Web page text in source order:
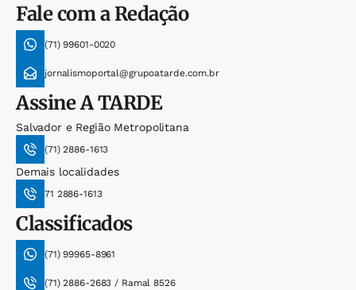
Fale com a Redação
(71) 99601-0020
jornalismoportal@grupoatarde.com.br
AssineA TARDE
Salvador e Região Metropolitana
(71) 2886-1613
Demais localidades
71 2886-1613
Classificados
(71) 99965-8961
(71) 2886-2683 / Ramal 8526